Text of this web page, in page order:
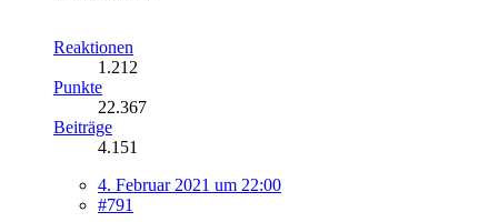
Reaktionen
1.212
Punkte
22.367
Beiträge
4.151
4. Februar 2021 um 22:00
#791